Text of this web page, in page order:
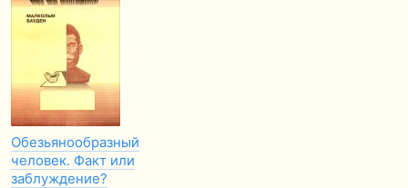
Обезьянообразный
человек. Факт или
заблуждение?